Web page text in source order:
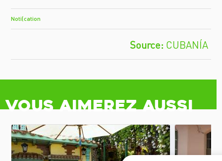
Notification
CUBANÍA
Vous aimerez aussi